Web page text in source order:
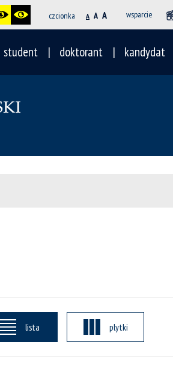
czcionka A A A wsparcie
student doktorant kandydat
lista plytki